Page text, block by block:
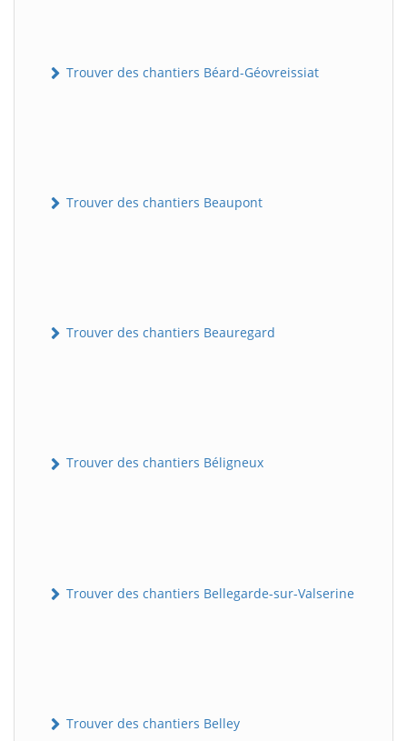
Trouver des chantiers Béard-Géovreissiat
Trouver des chantiers Beaupont
Trouver des chantiers Beauregard
Trouver des chantiers Béligneux
Trouver des chantiers Bellegarde-sur-Valserine
Trouver des chantiers Belley